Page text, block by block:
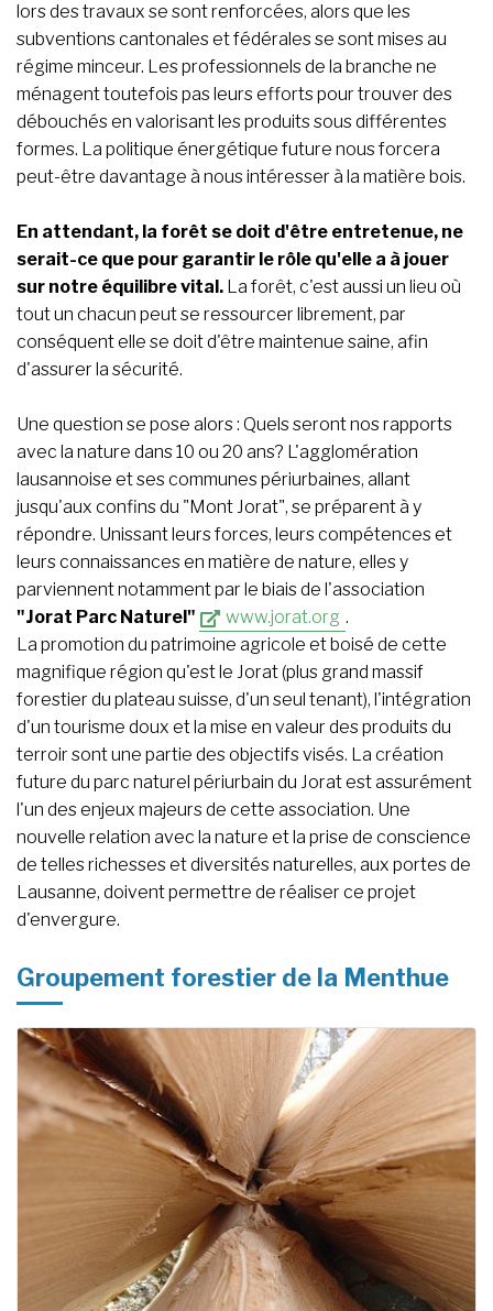
lors des travaux se sont renforcées, alors que les
subventions cantonales et fédérales se sont mises au
régime minceur. Les professionnels de la branche ne
ménagent toutefois pas leurs efforts pour trouver des
débouchés en valorisant les produits sous différentes
formes. La politique énergétique future nous forcera
peut-être davantage à nous intéresser à la matière bois.
En attendant, la forêt se doit d'être entretenue, ne
serait-ce que pour garantir le rôle qu'elle a à jouer
sur notre équilibre vital. La forêt, c'est aussi un lieu où
tout un chacun peut se ressourcer librement, par
conséquent elle se doit d'être maintenue saine, afin
d'assurer la sécurité.
Une question se pose alors : Quels seront nos rapports
avec la nature dans 10 ou 20 ans? L'agglomération
lausannoise et ses communes périurbaines, allant
jusqu'aux confins du "Mont Jorat", se préparent à y
répondre. Unissant leurs forces, leurs compétences et
leurs connaissances en matière de nature, elles y
parviennent notamment par le biais de l'association
"Jorat Parc Naturel"
www.jorat.org .
La promotion du patrimoine agricole et boisé de cette
magnifique région qu'est le Jorat (plus grand massif
forestier du plateau suisse, d'un seul tenant), l'intégration
d'un tourisme doux et la mise en valeur des produits du
terroir sont une partie des objectifs visés. La création
future du parc naturel périurbain du Jorat est assurément
l'un des enjeux majeurs de cette association. Une
nouvelle relation avec la nature et la prise de conscience
de telles richesses et diversités naturelles, aux portes de
Lausanne, doivent permettre de réaliser ce projet
d'envergure.
Groupement forestier de la Menthue